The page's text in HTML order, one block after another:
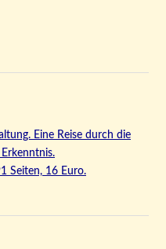
Eine Reise durch die
Seiten, 16 Euro.